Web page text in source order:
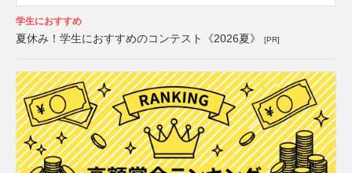
学生におすすめ
夏休み！学生におすすめのコンテスト《2026夏》 [PR]